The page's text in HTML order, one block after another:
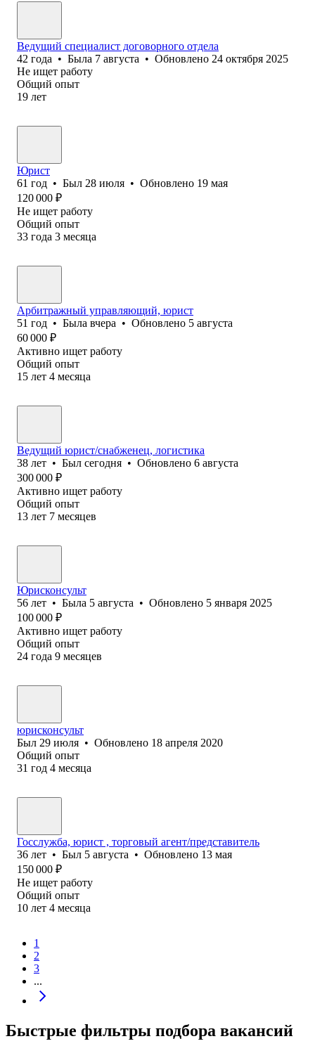
Ведущий специалист договорного отдела
42 года • Была 7 августа • Обновлено 24 октября 2025
Не ищет работу
Общий опыт
19 лет
Юрист
61 год • Был 28 июля • Обновлено 19 мая
120 000 ₽
Не ищет работу
Общий опыт
33 года 3 месяца
Арбитражный управляющий, юрист
51 год • Была вчера • Обновлено 5 августа
60 000 ₽
Активно ищет работу
Общий опыт
15 лет 4 месяца
Ведущий юрист/снабженец, логистика
38 лет • Был сегодня • Обновлено 6 августа
300 000 ₽
Активно ищет работу
Общий опыт
13 лет 7 месяцев
Юрисконсульт
56 лет • Была 5 августа • Обновлено 5 января 2025
100 000 ₽
Активно ищет работу
Общий опыт
24 года 9 месяцев
юрисконсульт
Был 29 июля • Обновлено 18 апреля 2020
Общий опыт
31 год 4 месяца
Госслужба, юрист , торговый агент/представитель
36 лет • Был 5 августа • Обновлено 13 мая
150 000 ₽
Не ищет работу
Общий опыт
10 лет 4 месяца
1
2
3
...
Быстрые фильтры подбора вакансий